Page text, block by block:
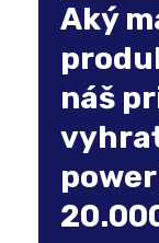
Aký
náš